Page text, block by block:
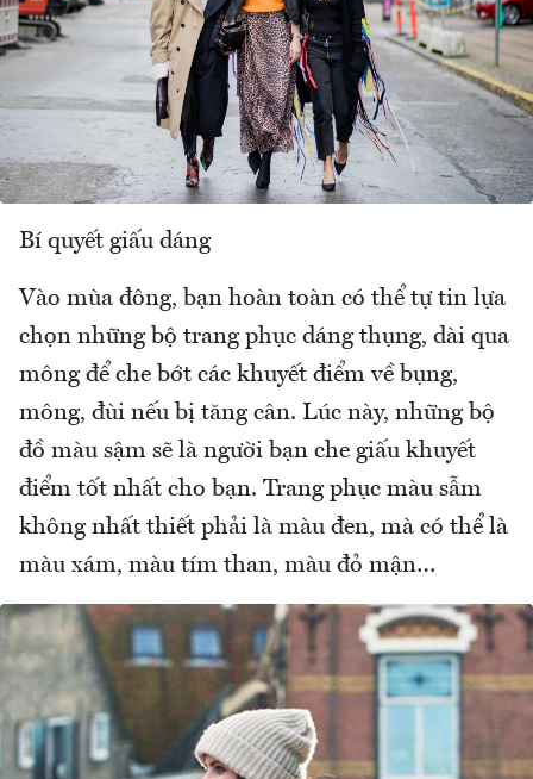
Bí quyết giấu dáng
Vào mùa đông, bạn hoàn toàn có thể tự tin lựa
chọn những bộ trang phục dáng thụng, dài qua
mông để che bớt các khuyết điểm về bụng,
mông, đùi nếu bị tăng cân. Lúc này, những bộ
đồ màu sậm sẽ là người bạn che giấu khuyết
điểm tốt nhất cho bạn. Trang phục màu sẫm
không nhất thiết phải là màu đen, mà có thể là
màu xám, màu tím than, màu đỏ mận…